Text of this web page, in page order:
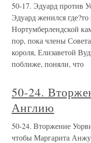
50-17. Эдуард против
Эдуард женился
Нортумберлендской
пор, пока члены
короля, Елизаветой
поближе, поняли, что
50-24.
Англию
50-24. Вторжение
чтобы Маргарита